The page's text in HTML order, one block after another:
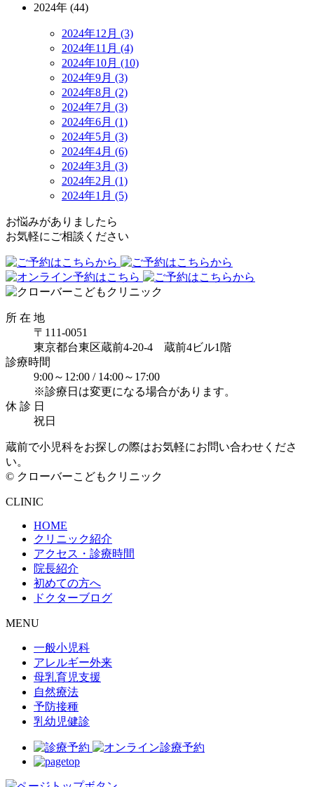
2024年 (44)
2024年12月 (3)
2024年11月 (4)
2024年10月 (10)
2024年9月 (3)
2024年8月 (2)
2024年7月 (3)
2024年6月 (1)
2024年5月 (3)
2024年4月 (6)
2024年3月 (3)
2024年2月 (1)
2024年1月 (5)
お悩みがありましたら
お気軽にご相談ください
所 在 地
〒111-0051
東京都台東区蔵前4-20-4 蔵前4ビル1階
診療時間
9:00～12:00 / 14:00～17:00
※診療日は変更になる場合があります。
休 診 日
祝日
蔵前で小児科をお探しの際はお気軽にお問い合わせくださ
い。
© クローバーこどもクリニック
CLINIC
HOME
クリニック紹介
アクセス・診療時間
院長紹介
初めての方へ
ドクターブログ
MENU
一般小児科
アレルギー外来
母乳育児支援
自然療法
予防接種
乳幼児健診